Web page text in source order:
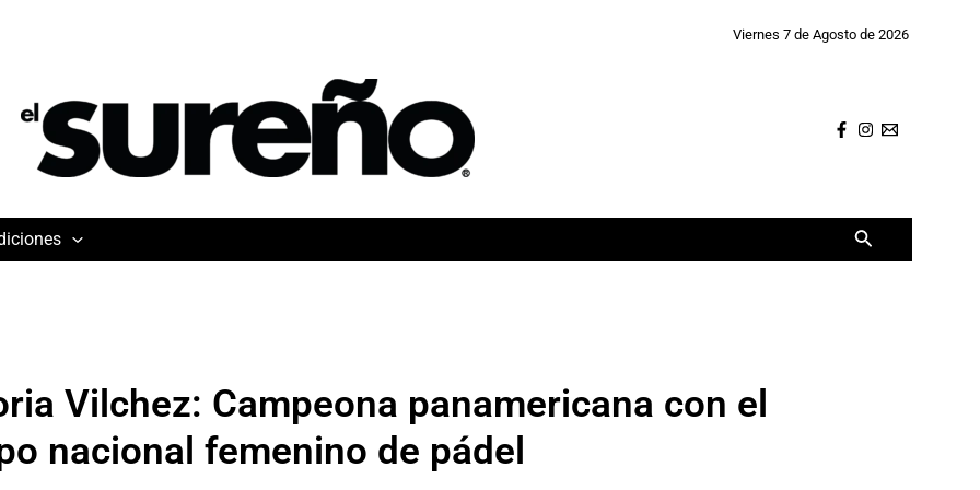
Viernes 7 de Agosto de 2026
Buscar
Vilchez: Campeona panamericana con el
nacional femenino de pádel